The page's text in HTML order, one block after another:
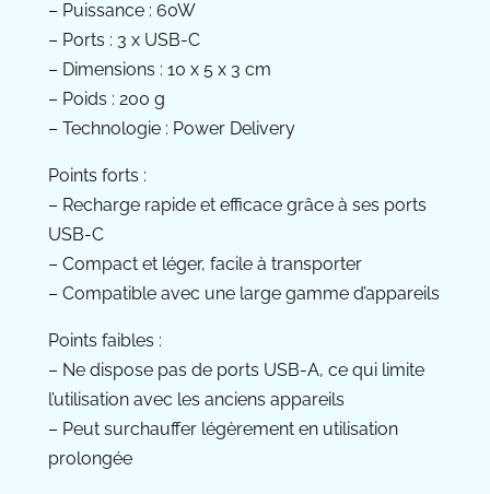
– Puissance : 60W
– Ports : 3 x USB-C
– Dimensions : 10 x 5 x 3 cm
– Poids : 200 g
– Technologie : Power Delivery
Points forts :
– Recharge rapide et efficace grâce à ses ports
USB-C
– Compact et léger, facile à transporter
– Compatible avec une large gamme d’appareils
Points faibles :
– Ne dispose pas de ports USB-A, ce qui limite
l’utilisation avec les anciens appareils
– Peut surchauffer légèrement en utilisation
prolongée